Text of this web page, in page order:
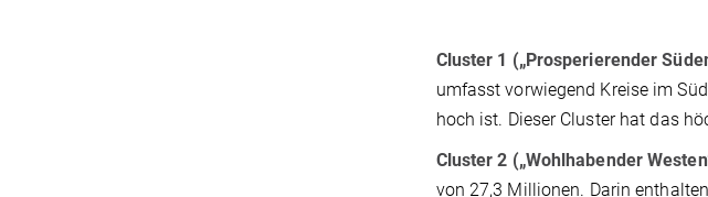
Cluster 1 („Prosperierender
umfasst vorwiegend Kreise im
hoch ist. Dieser Cluster hat das
Cluster 2 („Wohlhabender
von 27,3 Millionen. Darin